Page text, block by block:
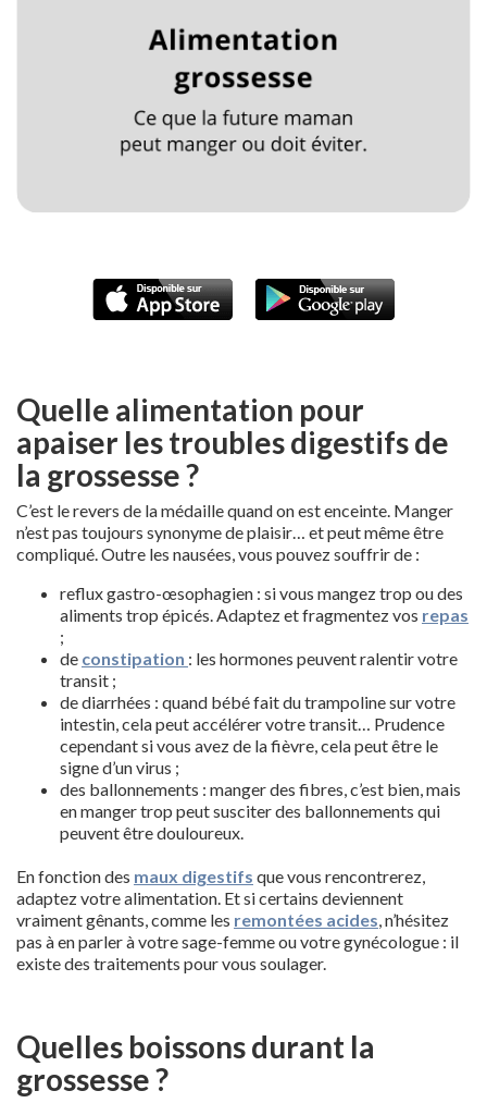
Quelle alimentation pour
apaiser les troubles digestifs de
la grossesse ?
C’est le revers de la médaille quand on est enceinte. Manger
n’est pas toujours synonyme de plaisir… et peut même être
compliqué. Outre les nausées, vous pouvez souffrir de :
reflux gastro-œsophagien : si vous mangez trop ou des
aliments trop épicés. Adaptez et fragmentez vos repas
;
de constipation : les hormones peuvent ralentir votre
transit ;
de diarrhées : quand bébé fait du trampoline sur votre
intestin, cela peut accélérer votre transit… Prudence
cependant si vous avez de la fièvre, cela peut être le
signe d’un virus ;
des ballonnements : manger des fibres, c’est bien, mais
en manger trop peut susciter des ballonnements qui
peuvent être douloureux.
En fonction des maux digestifs que vous rencontrerez,
adaptez votre alimentation. Et si certains deviennent
vraiment gênants, comme les remontées acides, n’hésitez
pas à en parler à votre sage-femme ou votre gynécologue : il
existe des traitements pour vous soulager.
Quelles boissons durant la
grossesse ?